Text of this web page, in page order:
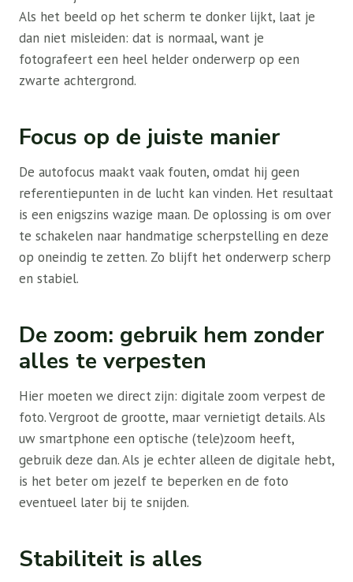
Als het beeld op het scherm te donker lijkt, laat je
dan niet misleiden: dat is normaal, want je
fotografeert een heel helder onderwerp op een
zwarte achtergrond.
Focus op de juiste manier
De autofocus maakt vaak fouten, omdat hij geen
referentiepunten in de lucht kan vinden. Het resultaat
is een enigszins wazige maan. De oplossing is om over
te schakelen naar handmatige scherpstelling en deze
op oneindig te zetten. Zo blijft het onderwerp scherp
en stabiel.
De zoom: gebruik hem zonder
alles te verpesten
Hier moeten we direct zijn: digitale zoom verpest de
foto. Vergroot de grootte, maar vernietigt details. Als
uw smartphone een optische (tele)zoom heeft,
gebruik deze dan. Als je echter alleen de digitale hebt,
is het beter om jezelf te beperken en de foto
eventueel later bij te snijden.
Stabiliteit is alles